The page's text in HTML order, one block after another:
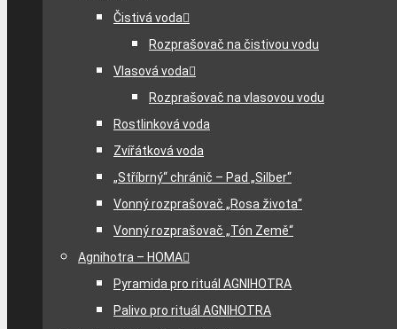
Čistivá voda
Rozprašovač na čistivou vodu
Vlasová voda
Rozprašovač na vlasovou vodu
Rostlinková voda
Zvířátková voda
„Stříbrný“ chránič – Pad „Silber“
Vonný rozprašovač „Rosa života“
Vonný rozprašovač „Tón Země“
Agnihotra – HOMA
Pyramida pro rituál AGNIHOTRA
Palivo pro rituál AGNIHOTRA